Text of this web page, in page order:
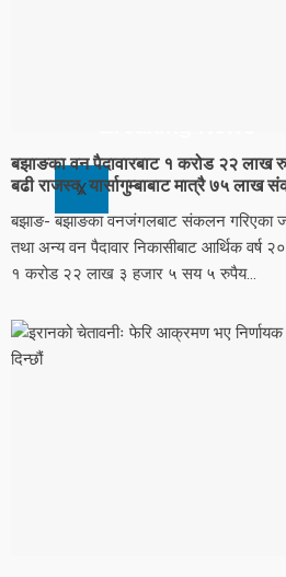
X
बझाङका वन पैदावारबाट १ करोड २२ लाख
बढी राजस्व, यार्सागुम्बाबाट मात्रै ७५ लाख
बझाङ- बझाङका वनजंगलबाट संकलन गरिएका
तथा अन्य वन पैदावार निकासीबाट आर्थिक वर्ष
१ करोड २२ लाख ३ हजार ५ सय ५ रुपैय...